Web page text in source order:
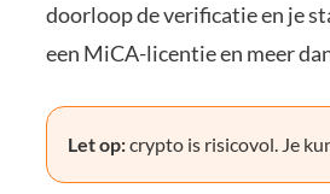
doorloop de verificatie en je
een MiCA-licentie en meer
Let op:crypto is risicovol. Je